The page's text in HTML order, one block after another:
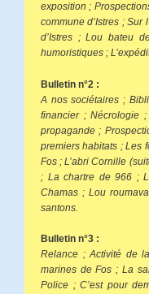
exposition ;
commune d’Istres ;
d’Istres ; Lou bateu
humoristiques ;
Bulletin n°2 :
A nos sociétaires ;
financier ; Nécrologie
propagande ;
premiers habitats ; Les
Fos ; L’abri Cornille
; La chartre de 966 ;
Chamas ; Lou
santons.
Bulletin n°3 :
Relance ; Activité de
marines de Fos ; La
Police ; C’est pour